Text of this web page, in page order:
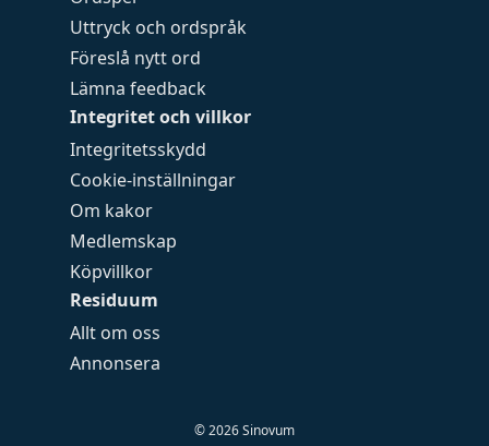
Uttryck och ordspråk
Föreslå nytt ord
Lämna feedback
Integritet och villkor
Integritetsskydd
Cookie-inställningar
Om kakor
Medlemskap
Köpvillkor
Residuum
Allt om oss
Annonsera
©2026Sinovum